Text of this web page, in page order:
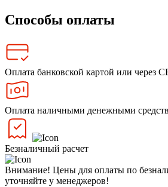
Способы оплаты
Оплата банковской картой или через
Оплата наличными денежными
Безналичный расчет
Внимание! Цены для оплаты по
уточняйте у менеджеров!